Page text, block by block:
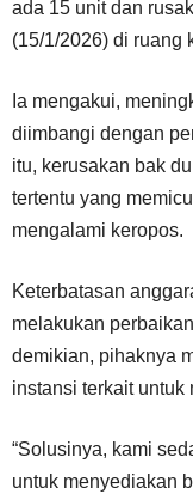
ada 15 unit dan
(15/1/2026) di ruang
Ia mengakui,
diimbangi dengan
itu, kerusakan bak
tertentu yang
mengalami keropos.
Keterbatasan
melakukan
demikian, pihaknya
instansi terkait untuk
“Solusinya, kami
untuk menyediakan